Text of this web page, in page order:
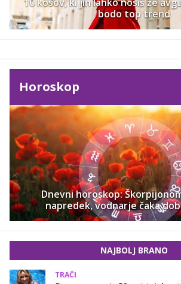
bodo top trend
Horoskop
Dnevni horoskop:
napredek, vodnarje čaka
NAJBOLJ BRANO
TRAČI